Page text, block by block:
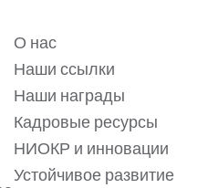
О нас
Наши ссылки
Наши награды
Кадровые ресурсы
НИОКР и инновации
Устойчивое развитие
на нашем веб-сайте, чтобы
удобство. Файлы cookie
в виде
адаптированного к
получения подробной
с нашим
cookie.